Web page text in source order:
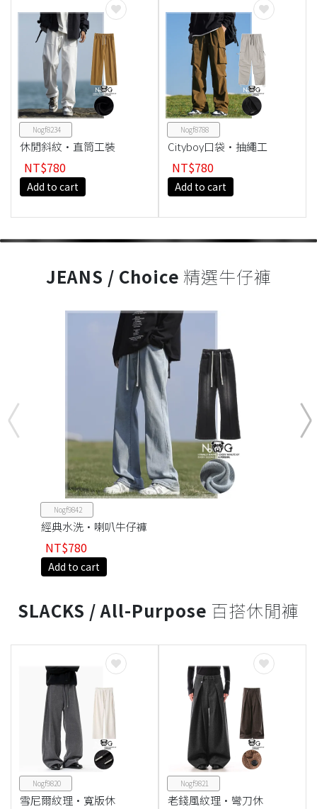
Nogf8234
休閒斜紋·直筒工裝
NT$780
Add to cart
Nogf8788
Cityboy口袋·抽繩工
裝褲
NT$780
Add to cart
JEANS / Choice 精選牛仔褲
Nogf9842
經典水洗·喇叭牛仔褲
NT$780
Add to cart
SLACKS / All-Purpose 百搭休閒褲
Nogf9820
雪尼爾紋理·寬版休
Nogf9821
老錢風紋理·彎刀休